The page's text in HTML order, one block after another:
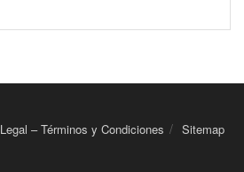
– Términos y Condiciones Sitemap